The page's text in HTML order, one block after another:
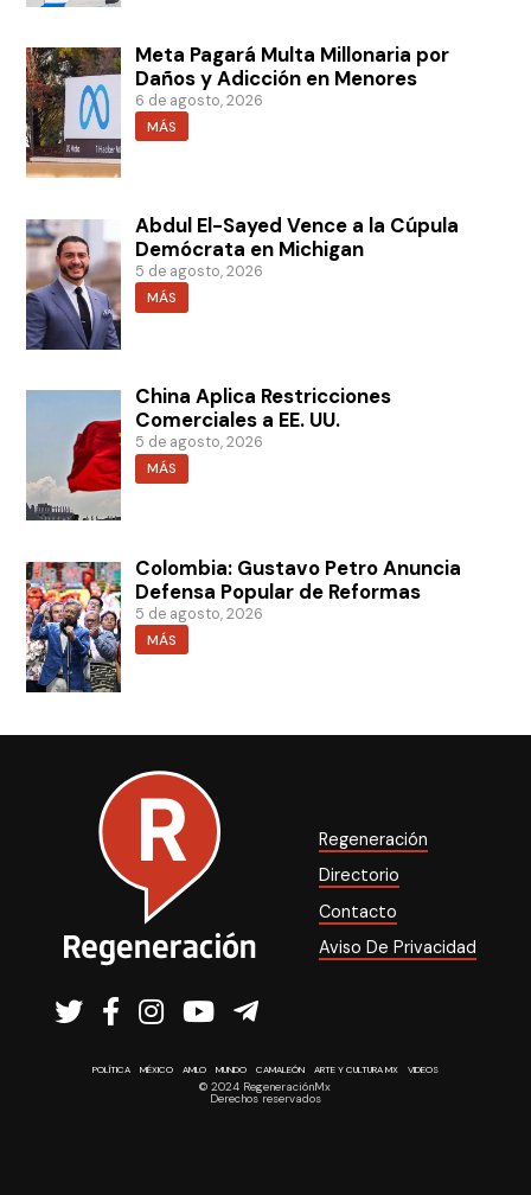
Meta Pagará Multa Millonaria por
Daños y Adicción en Menores
6 de agosto, 2026
MÁS
Abdul El-Sayed Vence a la Cúpula
Demócrata en Michigan
5 de agosto, 2026
MÁS
China Aplica Restricciones
Comerciales a EE. UU.
5 de agosto, 2026
MÁS
Colombia: Gustavo Petro Anuncia
Defensa Popular de Reformas
5 de agosto, 2026
MÁS
Regeneración
Directorio
Contacto
Aviso De Privacidad
POLÍTICA MÉXICO AMLO MUNDO CAMALEÓN ARTE Y CULTURA MX VIDEOS
© 2024 RegeneraciónMx
Derechos reservados